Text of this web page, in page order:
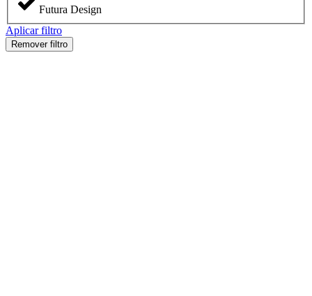
Futura Design
Aplicar filtro
Remover filtro